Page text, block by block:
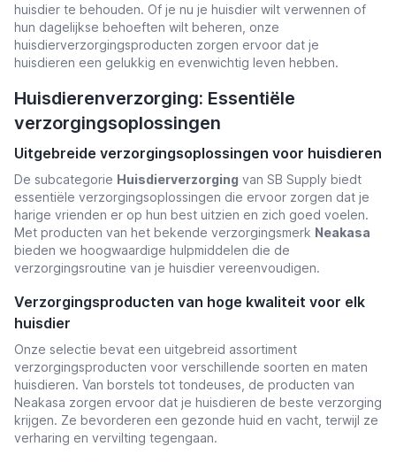
huisdier te behouden. Of je nu je huisdier wilt verwennen of
hun dagelijkse behoeften wilt beheren, onze
huisdierverzorgingsproducten zorgen ervoor dat je
huisdieren een gelukkig en evenwichtig leven hebben.
Huisdierenverzorging: Essentiële
verzorgingsoplossingen
Uitgebreide verzorgingsoplossingen voor huisdieren
De subcategorie Huisdierverzorging van SB Supply biedt
essentiële verzorgingsoplossingen die ervoor zorgen dat je
harige vrienden er op hun best uitzien en zich goed voelen.
Met producten van het bekende verzorgingsmerk Neakasa
bieden we hoogwaardige hulpmiddelen die de
verzorgingsroutine van je huisdier vereenvoudigen.
Verzorgingsproducten van hoge kwaliteit voor elk
huisdier
Onze selectie bevat een uitgebreid assortiment
verzorgingsproducten voor verschillende soorten en maten
huisdieren. Van borstels tot tondeuses, de producten van
Neakasa zorgen ervoor dat je huisdieren de beste verzorging
krijgen. Ze bevorderen een gezonde huid en vacht, terwijl ze
verharing en vervilting tegengaan.